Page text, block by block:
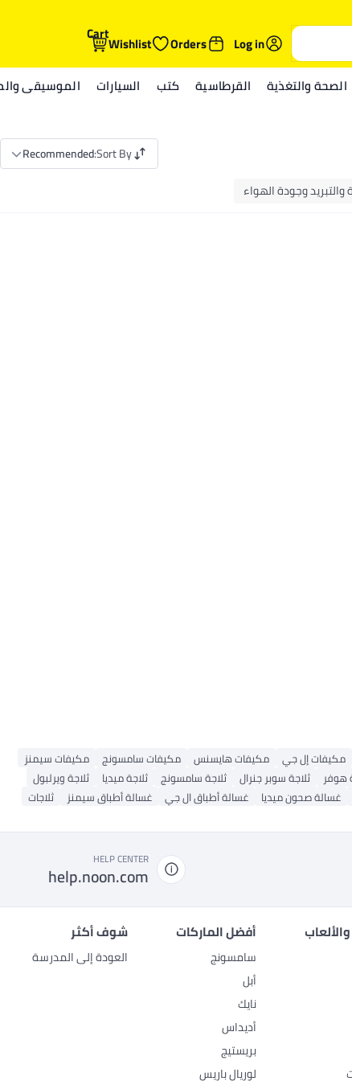
Log in
Orders
Wishlist
Cart
الصحة والتغذية القرطاسية كتب السيارات الموسيقى
Sort By
:
Recommended
والتبريد وجودة الهواء
مكيفات إل جي مكيفات هايسنس مكيفات سامسونج
مكيفات سيمنز
هوفر ثلاجة سوبر جنرال ثلاجة سامسونج ثلاجة ميديا
ثلاجة ويرلبول
غسالة صحون ميديا غسالة أطباق ال جي غسالة أطباق سيمنز
ثلاجات
HELP CENTER
help.noon.com
أفضل الماركات
سامسونج
أبل
نايك
أديداس
بريستيج
لوريال باريس
شوف أكثر
العودة إلى المدرسة